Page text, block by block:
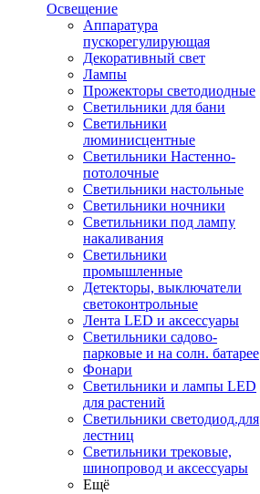
Освещение
Аппаратура
пускорегулирующая
Декоративный свет
Лампы
Прожекторы светодиодные
Светильники для бани
Светильники
люминисцентные
Светильники Настенно-
потолочные
Светильники настольные
Светильники ночники
Светильники под лампу
накаливания
Светильники
промышленные
Детекторы, выключатели
светоконтрольные
Лента LED и аксессуары
Светильники садово-
парковые и на солн. батарее
Фонари
Светильники и лампы LED
для растений
Светильники светодиод.для
лестниц
Светильники трековые,
шинопровод и аксессуары
Ещё